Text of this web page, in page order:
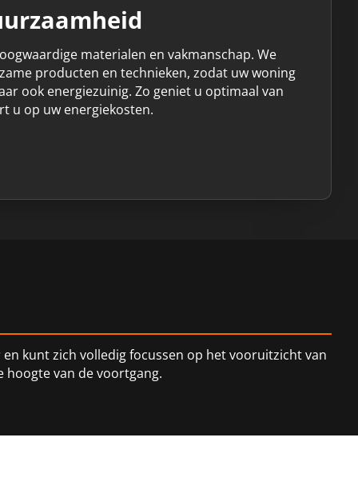
materialen en vakmanschap. We
producten en technieken, zodat uw woning
ook energiezuinig. Zo geniet u optimaal van
u op uw energiekosten.
kunt zich volledig focussen op het vooruitzicht van
hoogte van de voortgang.